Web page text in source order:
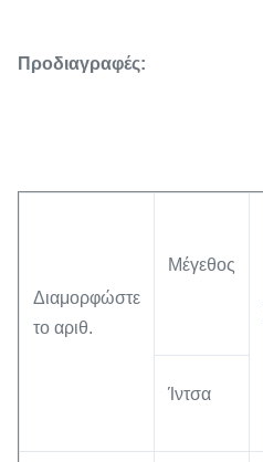
Προδιαγραφές:
Διαμορφώστε
το αριθ.
Μέγεθος
Ίντσα